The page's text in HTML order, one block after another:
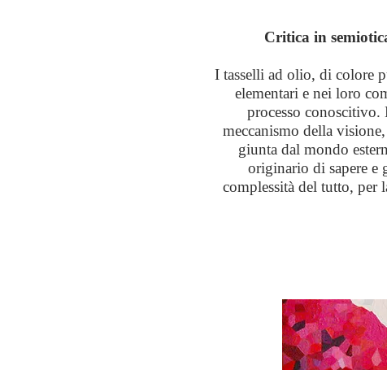
Critica in
I tasselli ad olio, di colore
elementari e nei loro
processo conoscitivo.
meccanismo della
giunta dal mondo
originario di sapere e
complessità del tutto, per